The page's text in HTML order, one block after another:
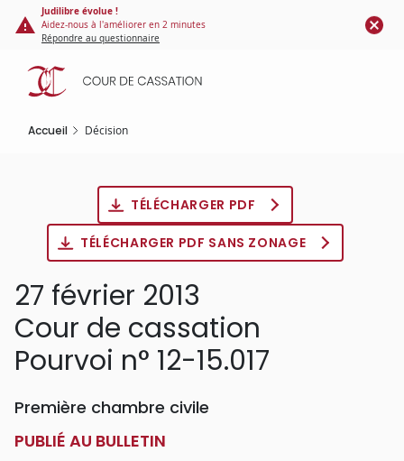
Panneau de gestion des cookies
contenu
principal
Judilibre évolue !
Aidez-nous à l'améliorer en 2 minutes
Répondre au questionnaire
Accueil Décision
TÉLÉCHARGER PDF
TÉLÉCHARGER PDF SANS ZONAGE
27 février 2013
Cour de cassation
Pourvoi n° 12-15.017
Première chambre civile
PUBLIÉ AU BULLETIN